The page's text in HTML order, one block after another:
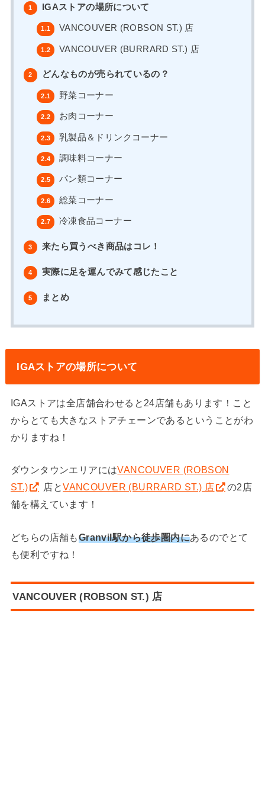
1 IGAストアの場所について
1.1 VANCOUVER (ROBSON ST.) 店
1.2 VANCOUVER (BURRARD ST.) 店
2 どんなものが売られているの？
2.1 野菜コーナー
2.2 お肉コーナー
2.3 乳製品＆ドリンクコーナー
2.4 調味料コーナー
2.5 パン類コーナー
2.6 総菜コーナー
2.7 冷凍食品コーナー
3 来たら買うべき商品はコレ！
4 実際に足を運んでみて感じたこと
5 まとめ
IGAストアの場所について
IGAストアは全店舗合わせると24店舗もあります！こと
からとても大きなストアチェーンであるということがわ
かりますね！
ダウンタウンエリアにはVANCOUVER (ROBSON
ST.)
店とVANCOUVER (BURRARD ST.) 店
の2店
舗を構えています！
どちらの店舗もGranvil駅から徒歩圏内にあるのでとて
も便利ですね！
VANCOUVER (ROBSON ST.) 店